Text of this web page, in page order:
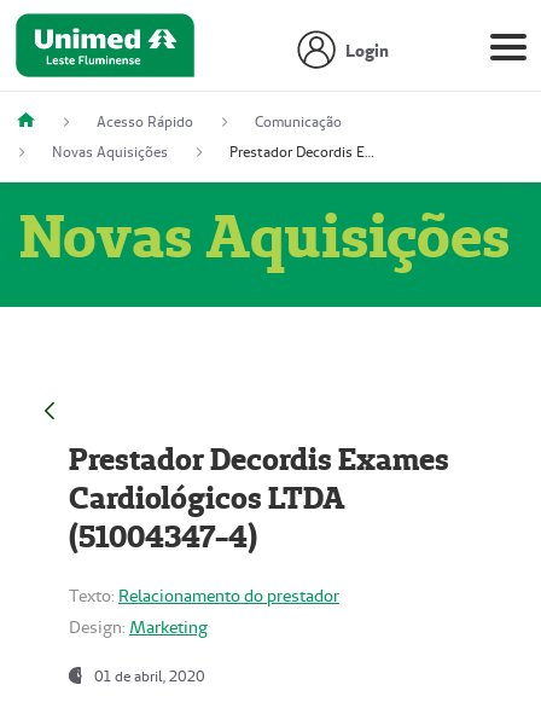
Login
Acesso Rápido
Comunicação
Novas Aquisições
Prestador Decordis Exames Cardiológicos LTDA (51004347-4)
Novas Aquisições
Prestador Decordis Exames
Cardiológicos LTDA
(51004347-4)
Texto: Relacionamento do prestador
Design: Marketing
01 de abril, 2020